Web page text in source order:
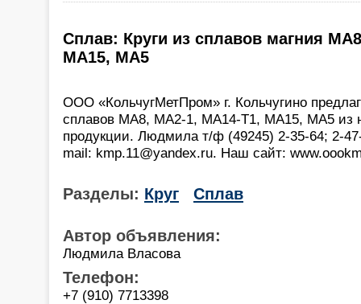
Сплав: Круги из сплавов магния
МА15, МА5
ООО «КольчугМетПром» г. Кольчугино
сплавов МА8, МА2-1, МА14-Т1, МА15, МА5 из
продукции. Людмила т/ф (49245) 2-35-64; 2-
mail: kmp.11@yandex.ru. Наш сайт:
Разделы: Круг Сплав
Автор объявления:
Людмила Власова
Телефон:
+7 (910) 7713398